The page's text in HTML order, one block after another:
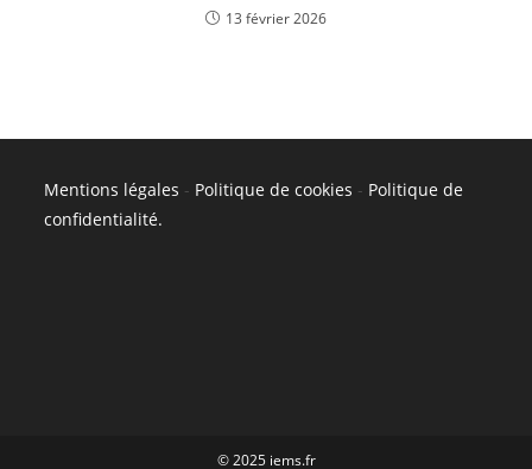
13 février 2026
Mentions légales - Politique de cookies - Politique de
confidentialité.
© 2025 iems.fr